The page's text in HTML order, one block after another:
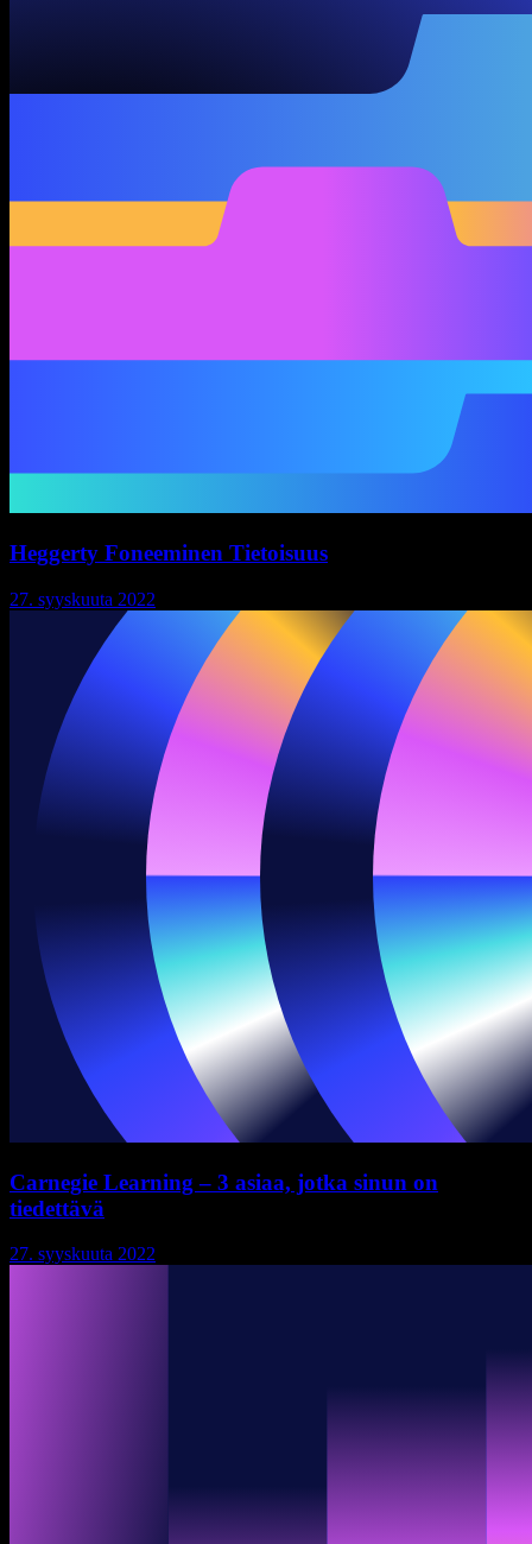
Heggerty Foneeminen Tietoisuus
27. syyskuuta 2022
Carnegie Learning – 3 asiaa, jotka sinun on
tiedettävä
27. syyskuuta 2022